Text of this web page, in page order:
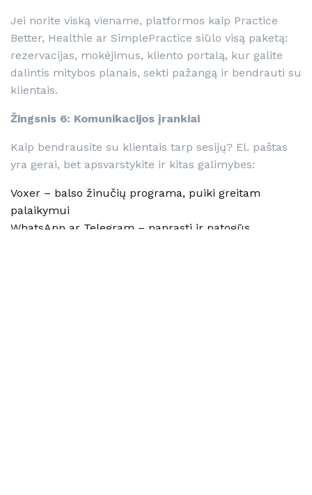
Jei norite viską viename, platformos kaip Practice
Better, Healthie ar SimplePractice siūlo visą paketą:
rezervacijas, mokėjimus, kliento portalą, kur galite
dalintis mitybos planais, sekti pažangą ir bendrauti su
klientais.
Žingsnis 6: Komunikacijos įrankiai
Kaip bendrausite su klientais tarp sesijų? El. paštas
yra gerai, bet apsvarstykite ir kitas galimybes:
Voxer – balso žinučių programa, puiki greitam
palaikymui
WhatsApp ar Telegram – paprasti ir patogūs